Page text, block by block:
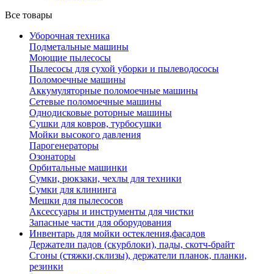
Все товары
Уборочная техника
Подметальные машины
Моющие пылесосы
Пылесосы для сухой уборки и пылеводососы
Поломоечные машины
Аккумуляторные поломоечные машины
Сетевые поломоечные машины
Однодисковые роторные машины
Сушки для ковров, турбосушки
Мойки высокого давления
Парогенераторы
Озонаторы
Орбитальные машинки
Сумки, рюкзаки, чехлы для техники
Сумки для клининга
Мешки для пылесосов
Аксессуары и инструменты для чистки
Запасные части для оборудования
Инвентарь для мойки остекления,фасадов
Держатели падов (скурблоки), пады, скотч-брайт
Сгоны (стяжки,склизы), держатели планок, планки,
резинки